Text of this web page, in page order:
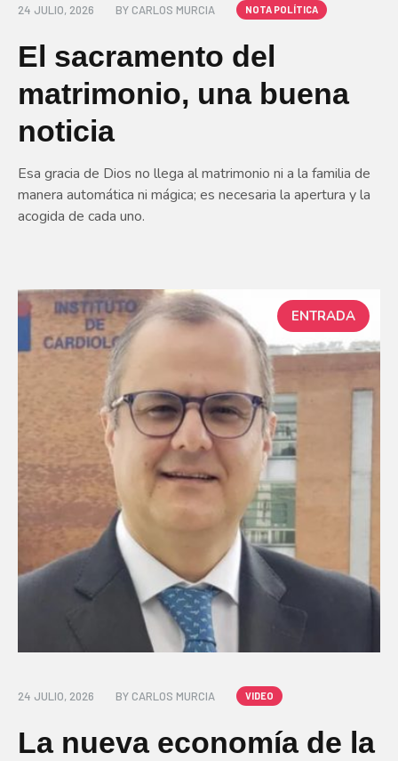
24 JULIO, 2026 BY CARLOS MURCIA NOTA POLÍTICA
El sacramento del
matrimonio, una buena
noticia
Esa gracia de Dios no llega al matrimonio ni a la familia de
manera automática ni mágica; es necesaria la apertura y la
acogida de cada uno.
ENTRADA
24 JULIO, 2026 BY CARLOS MURCIA VIDEO
La nueva economía de la